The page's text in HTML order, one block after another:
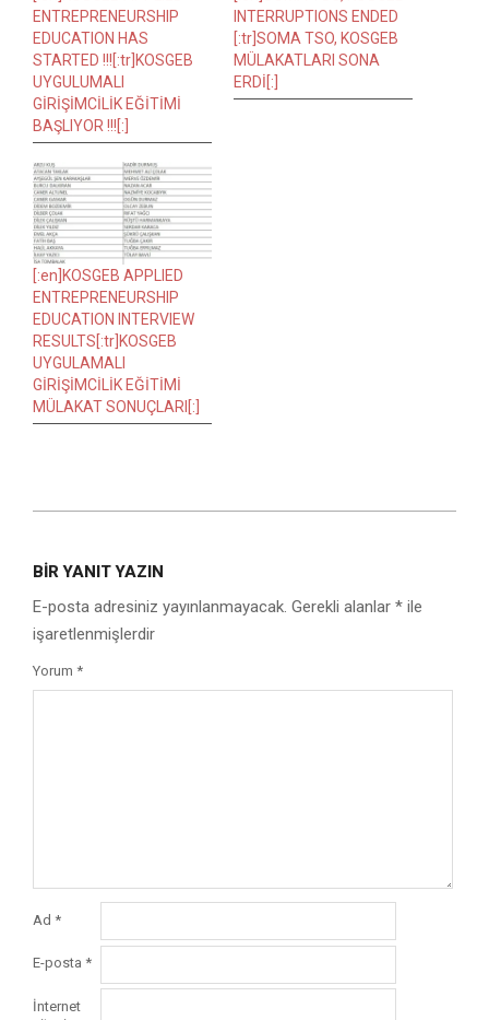
ENTREPRENEURSHIP
EDUCATION HAS
STARTED !!![:tr]KOSGEB
UYGULUMALI
GİRİŞİMCİLİK EĞİTİMİ
BAŞLIYOR !!![:]
INTERRUPTIONS ENDED
[:tr]SOMA TSO, KOSGEB
MÜLAKATLARI SONA
ERDİ[:]
[:en]KOSGEB APPLIED
ENTREPRENEURSHIP
EDUCATION INTERVIEW
RESULTS[:tr]KOSGEB
UYGULAMALI
GİRİŞİMCİLİK EĞİTİMİ
MÜLAKAT SONUÇLARI[:]
17
BIR YANIT YAZIN
E-posta adresiniz yayınlanmayacak. Gerekli alanlar * ile
işaretlenmişlerdir
Yorum *
Ad *
E-posta *
İnternet